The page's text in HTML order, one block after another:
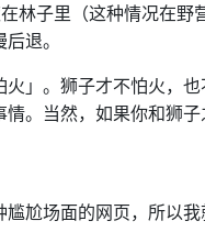
林子里（这种情况在野
退。
」。狮子才不怕火，
。当然，如果你和狮
尬场面的网页，所以我